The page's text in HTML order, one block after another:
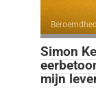
Simon
mijn